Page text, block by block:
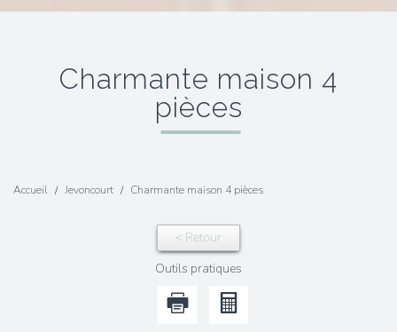
charmante maison 4
pièces
Accueil Jevoncourt Charmante maison 4 pièces
< Retour
Outils pratiques